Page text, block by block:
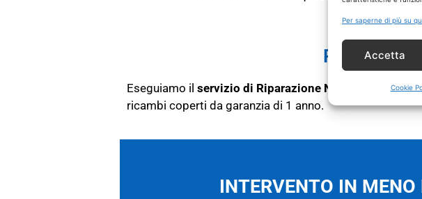
Per saperne di più su
Accetta
Cookie
RICAMBI
Eseguiamo il servizio di Riparazione NEFF Castenaso
ricambi coperti da garanzia di 1 anno.
INTERVENTO IN MENO